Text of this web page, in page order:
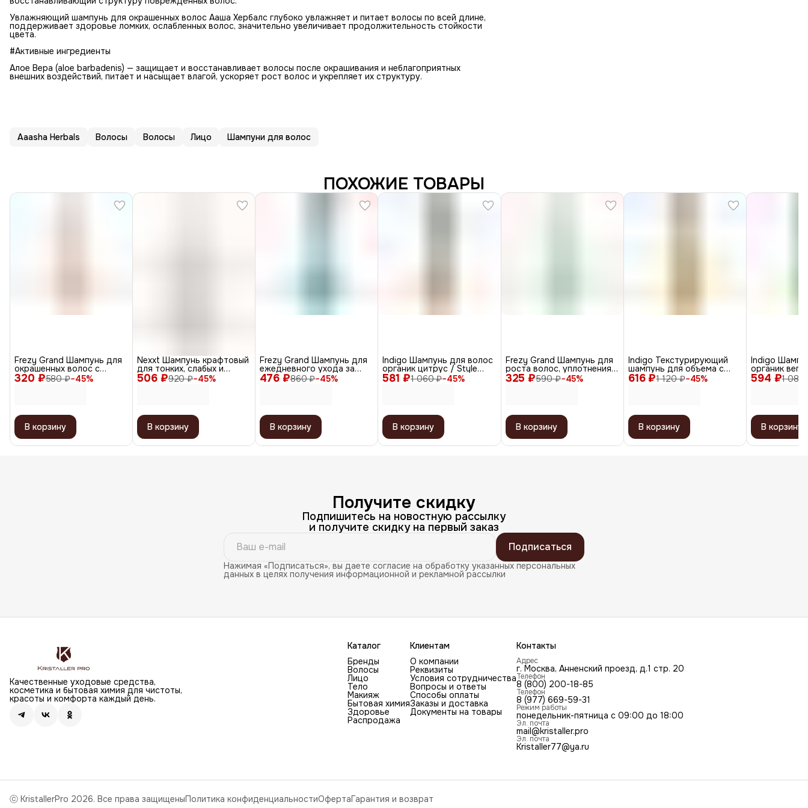
Увлажняющий шампунь для окрашенных волос Ааша Хербалс глубоко увлажняет и питает волосы по всей длине,
поддерживает здоровье ломких, ослабленных волос, значительно увеличивает продолжительность стойкости
цвета.
#Активные ингредиенты
Алое Вера (aloe barbadenis) — защищает и восстанавливает волосы после окрашивания и неблагоприятных
внешних воздействий, питает и насыщает влагой, ускоряет рост волос и укрепляет их структуру.
Aaasha Herbals Волосы Волосы Лицо Шампуни для волос
ПОХОЖИЕ ТОВАРЫ
320 ₽580 ₽−45%
Frezy Grand Шампунь для
окрашенных волос с
экстрактом черной икры /
Diamond Color PH 4.8, 200
В корзину
506 ₽920 ₽−45%
Nexxt Шампунь крафтовый
для тонких, слабых и
тусклых волос, 1000 мл
В корзину
476 ₽860 ₽−45%
Frezy Grand Шампунь для
ежедневного ухода за
волосами / Botanique
Detox Shampoo PH 5.5,
В корзину
581 ₽1 060 ₽−45%
Indigo Шампунь для волос
органик цитрус / Style
Organic Shampoo, 1000 мл
В корзину
325 ₽590 ₽−45%
Frezy Grand Шампунь для
роста волос, уплотнения,
против выпадения / Vegan
Therapy, 200 мл
В корзину
616 ₽1 120 ₽−45%
Indigo Текстурирующий
шампунь для объема с
гиалуроновой кислотой,
1000 мл
В корзину
594 ₽1 080
Indigo
органик
Style Organic
1000 мл
В корзину
Получите скидку
Подпишитесь на новостную рассылку
и получите скидку на первый заказ
Подписаться
Нажимая «Подписаться», вы даете согласие на обработку указанных персональных
данных в целях получения информационной и рекламной рассылки
Качественные уходовые средства,
косметика и бытовая химия для чистоты,
красоты и комфорта каждый день.
Каталог
Бренды
Волосы
Лицо
Тело
Макияж
Бытовая химия
Здоровье
Распродажа
Клиентам
О компании
Реквизиты
Условия сотрудничества
Вопросы и ответы
Способы оплаты
Заказы и доставка
Документы на товары
Контакты
Адрес
г. Москва, Анненский проезд, д.1 стр. 20
Телефон
8 (800) 200-18-85
Телефон
8 (977) 669-59-31
Режим работы
понедельник-пятница с 09:00 до 18:00
Эл. почта
mail@kristaller.pro
Эл. почта
Kristaller77@ya.ru
ⓒ KristallerPro 2026. Все права защищеныПолитика конфиденциальностиОфертаГарантия и возврат